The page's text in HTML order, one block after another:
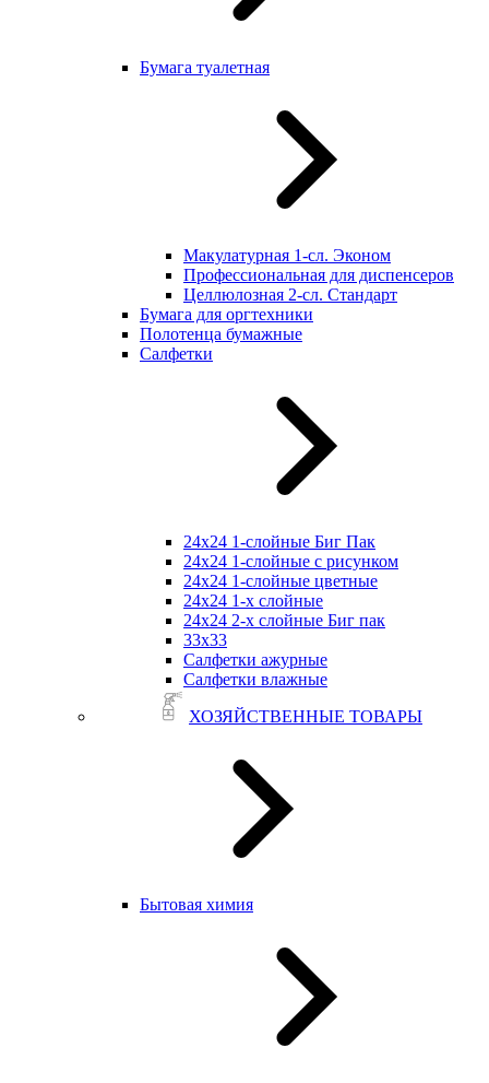
Бумага туалетная
Макулатурная 1-сл. Эконом
Профессиональная для диспенсеров
Целлюлозная 2-сл. Стандарт
Бумага для оргтехники
Полотенца бумажные
Салфетки
24х24 1-слойные Биг Пак
24х24 1-слойные с рисунком
24х24 1-слойные цветные
24х24 1-х слойные
24х24 2-х слойные Биг пак
33х33
Салфетки ажурные
Салфетки влажные
ХОЗЯЙСТВЕННЫЕ ТОВАРЫ
Бытовая химия